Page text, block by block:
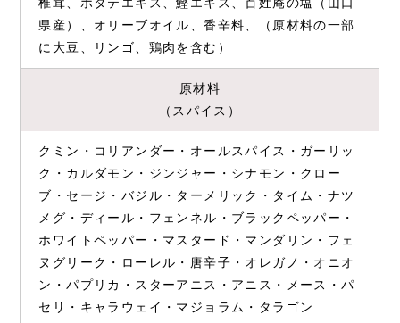
椎茸、ホタテエキス、鰹エキス、百姓庵の塩（山口
県産）、オリーブオイル、香辛料、（原材料の一部
に大豆、リンゴ、鶏肉を含む）
原材料
（スパイス）
クミン・コリアンダー・オールスパイス・ガーリッ
ク・カルダモン・ジンジャー・シナモン・クロー
ブ・セージ・バジル・ターメリック・タイム・ナツ
メグ・ディール・フェンネル・ブラックペッパー・
ホワイトペッパー・マスタード・マンダリン・フェ
ヌグリーク・ローレル・唐辛子・オレガノ・オニオ
ン・パプリカ・スターアニス・アニス・メース・パ
セリ・キャラウェイ・マジョラム・タラゴン